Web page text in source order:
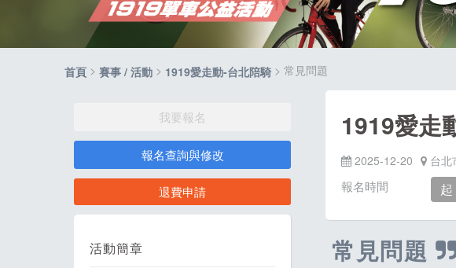
首頁 > 賽事 / 活動 > 1919愛走動-台北陪騎 > 常見問題
我要報名
報名查詢與修改
退費申請
活動簡章
1919愛走
2025-12-20 台北
報名時間 起
常見問題